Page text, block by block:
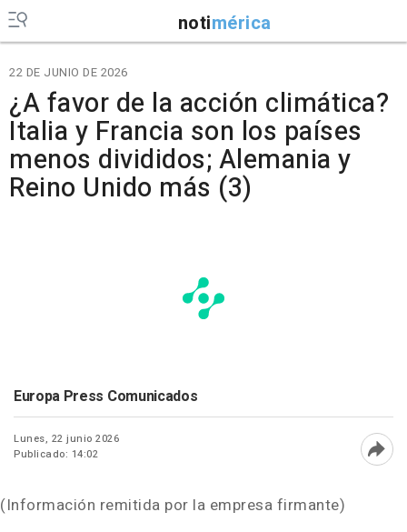
notimérica
22 DE JUNIO DE 2026
¿A favor de la acción climática?
Italia y Francia son los países
menos divididos; Alemania y
Reino Unido más (3)
Europa Press Comunicados
Lunes, 22 junio 2026
Publicado: 14:02
(Información remitida por la empresa firmante)